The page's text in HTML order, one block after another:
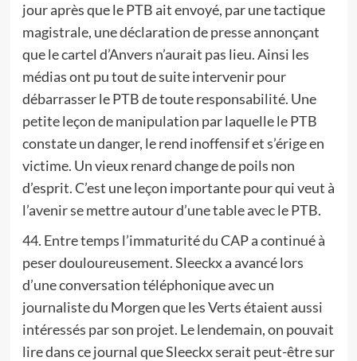
jour après que le PTB ait envoyé, par une tactique
magistrale, une déclaration de presse annonçant
que le cartel d’Anvers n’aurait pas lieu. Ainsi les
médias ont pu tout de suite intervenir pour
débarrasser le PTB de toute responsabilité. Une
petite leçon de manipulation par laquelle le PTB
constate un danger, le rend inoffensif et s’érige en
victime. Un vieux renard change de poils non
d’esprit. C’est une leçon importante pour qui veut à
l’avenir se mettre autour d’une table avec le PTB.
44. Entre temps l’immaturité du CAP a continué à
peser douloureusement. Sleeckx a avancé lors
d’une conversation téléphonique avec un
journaliste du Morgen que les Verts étaient aussi
intéressés par son projet. Le lendemain, on pouvait
lire dans ce journal que Sleeckx serait peut-être sur